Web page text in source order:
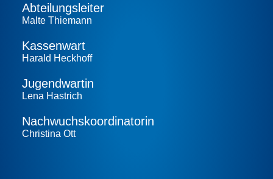
Abteilungs­leiter
Malte Thiemann
Kassenwart
Harald Heckhoff
Jugendwartin
Lena Hastrich
Nachwuchs­koordinatorin
Christina Ott